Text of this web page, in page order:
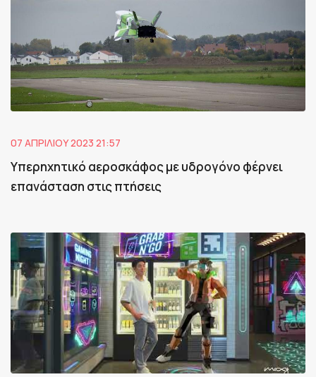
07 ΑΠΡΙΛΊΟΥ 2023 21:57
Υπερηχητικό αεροσκάφος με υδρογόνο φέρνει
επανάσταση στις πτήσεις